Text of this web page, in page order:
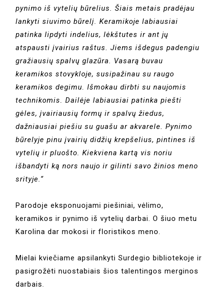
pynimo iš vytelių būrelius. Šiais metais pradėjau
lankyti siuvimo būrelį. Keramikoje labiausiai
patinka lipdyti indelius, lėkštutes ir ant jų
atspausti įvairius raštus. Jiems išdegus padengiu
gražiausių spalvų glazūra. Vasarą buvau
keramikos stovykloje, susipažinau su raugo
keramikos degimu. Išmokau dirbti su naujomis
technikomis. Dailėje labiausiai patinka piešti
gėles, įvairiausių formų ir spalvų žiedus,
dažniausiai piešiu su guašu ar akvarele. Pynimo
būrelyje pinu įvairių didžių krepšelius, pintines iš
vytelių ir pluošto. Kiekviena kartą vis noriu
išbandyti ką nors naujo ir gilinti savo žinios meno
srityje.“
Parodoje eksponuojami piešiniai, vėlimo,
keramikos ir pynimo iš vytelių darbai. O šiuo metu
Karolina dar mokosi ir floristikos meno.
Mielai kviečiame apsilankyti Surdegio bibliotekoje ir
pasigrožėti nuostabiais šios talentingos merginos
darbais.